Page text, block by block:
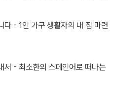
다 - 1인 가구 생활자의 내 집 마련
서 - 최소한의 스페인어로 떠나는